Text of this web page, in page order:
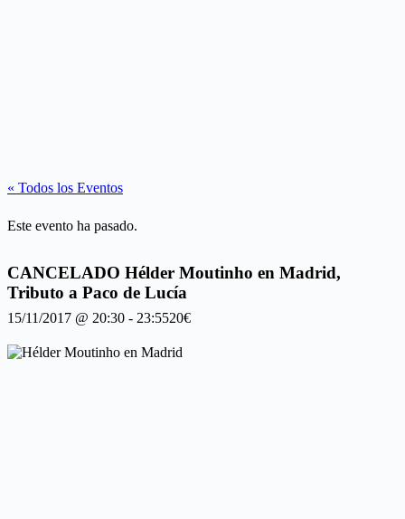
« Todos los Eventos
Este evento ha pasado.
CANCELADO Hélder Moutinho en Madrid,
Tributo a Paco de Lucía
15/11/2017 @ 20:30 - 23:5520€